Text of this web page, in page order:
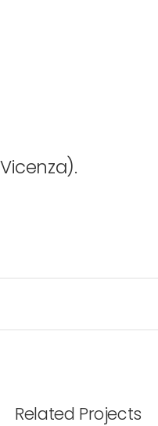
Related Projects